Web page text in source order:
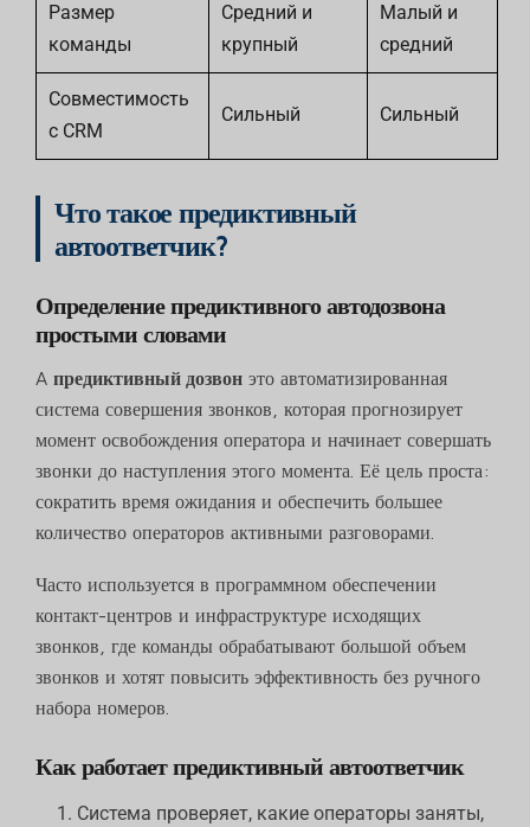
Размер
команды
Средний и
крупный
Малый и
средний
Совместимость
с CRM
Сильный Сильный
Что такое предиктивный
автоответчик?
Определение предиктивного автодозвона
простыми словами
A предиктивный дозвон это автоматизированная
система совершения звонков, которая прогнозирует
момент освобождения оператора и начинает совершать
звонки до наступления этого момента. Её цель проста:
сократить время ожидания и обеспечить большее
количество операторов активными разговорами.
Часто используется в программном обеспечении
контакт-центров и инфраструктуре исходящих
звонков, где команды обрабатывают большой объем
звонков и хотят повысить эффективность без ручного
набора номеров.
Как работает предиктивный автоответчик
Система проверяет, какие операторы заняты,